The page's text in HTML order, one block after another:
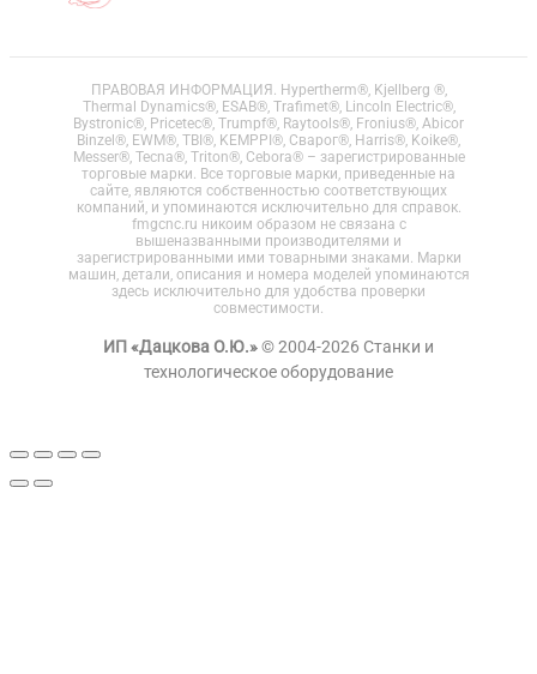
ПРАВОВАЯ ИНФОРМАЦИЯ. Hypertherm®, Kjellberg ®,
Thermal Dynamics®, ESAB®, Trafimet®, Lincoln Electric®,
Bystronic®, Pricetec®, Trumpf®, Raytools®, Fronius®, Abicor
Binzel®, EWM®, TBI®, KEMPPI®, Сварог®, Harris®, Koike®,
Messer®, Tecna®, Triton®, Cebora® – зарегистрированные
торговые марки. Все торговые марки, приведенные на
сайте, являются собственностью соответствующих
компаний, и упоминаются исключительно для справок.
fmgcnc.ru никоим образом не связана с
вышеназванными производителями и
зарегистрированными ими товарными знаками. Марки
машин, детали, описания и номера моделей упоминаются
здесь исключительно для удобства проверки
совместимости.
ИП «Дацкова О.Ю.»© 2004-2026 Станки и
технологическое оборудование